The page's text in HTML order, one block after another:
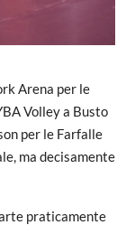
Arena per le
Volley a Busto
per le Farfalle
ma decisamente
praticamente